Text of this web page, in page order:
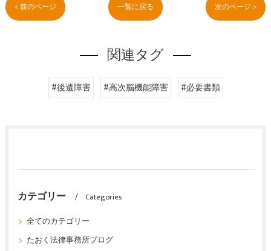
< 前のページ 一覧に戻る 次のページ >
関連タグ
#後遺障害 #高次脳機能障害 #必要書類
カテゴリー
Categories
全てのカテゴリー
たおく法律事務所ブログ